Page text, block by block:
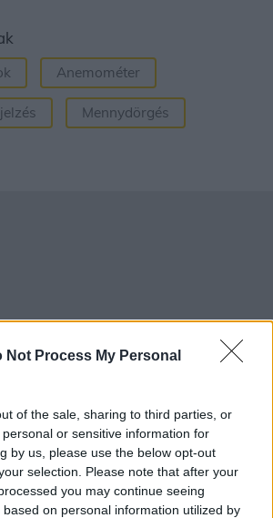
Not Process My Personal
of the sale, sharing to third parties, or
or sensitive information for
by us, please use the below opt-out
selection. Please note that after your
you may continue seeing
on personal information utilized by
Anemométer
Mennydörgés
Óránkénti előrejelzés
30/60/90 napos előrejelzés